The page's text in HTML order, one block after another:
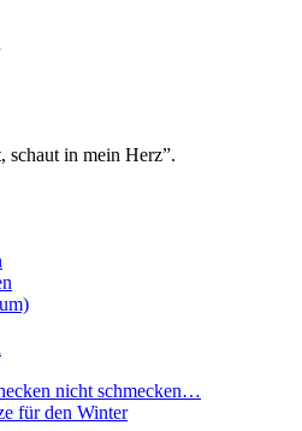
schaut in mein Herz”.
nicht schmecken…
für den Winter